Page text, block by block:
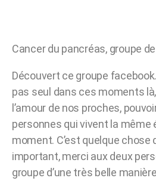
Cancer du pancréas, groupe
Découvert ce groupe facebook.
pas seul dans ces moments
l’amour de nos proches,
personnes qui vivent la même
moment. C’est quelque chose
important, merci aux deux
groupe d’une très belle